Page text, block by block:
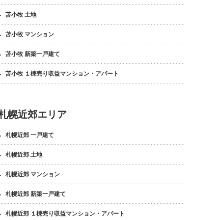
苫小牧 土地
苫小牧 マンション
苫小牧 新築一戸建て
苫小牧 １棟売り収益マンション・アパート
幌近郊エリア
札幌近郊 一戸建て
札幌近郊 土地
札幌近郊 マンション
札幌近郊 新築一戸建て
札幌近郊 １棟売り収益マンション・アパート